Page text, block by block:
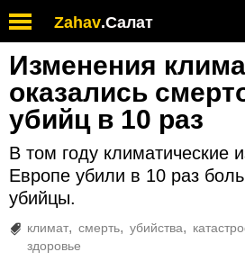
Zahav.Салат
Изменения
оказались
убийц в 10 раз
В том году климатические
Европе убили в 10 раз
убийцы.
климат смерть убийства
здоровье